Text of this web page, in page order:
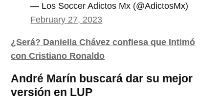
— Los Soccer Adictos Mx (@AdictosMx)
February 27, 2023
¿Será? Daniella Chávez confiesa que Intimó
con Cristiano Ronaldo
André Marín buscará dar su mejor
versión en LUP